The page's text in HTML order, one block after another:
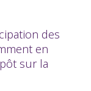
des
en
sur la